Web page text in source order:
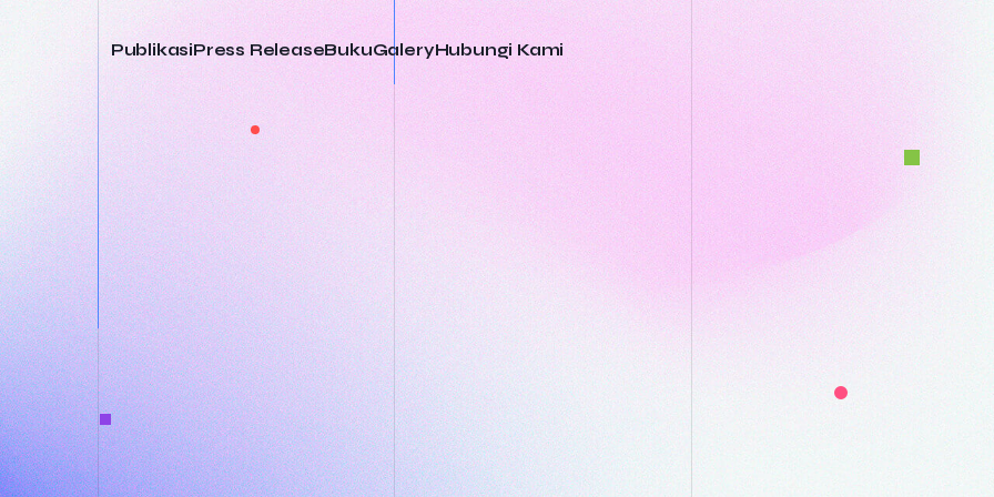
PublikasiPress ReleaseBukuGaleryHubungi Kami